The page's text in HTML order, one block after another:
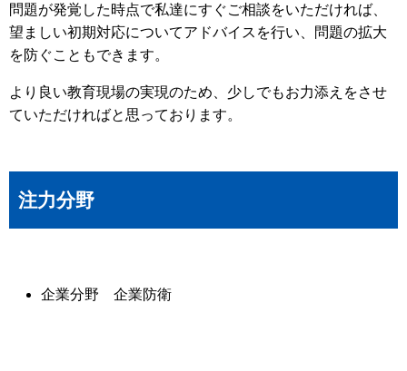
問題が発覚した時点で私達にすぐご相談をいただければ、
望ましい初期対応についてアドバイスを行い、問題の拡大
を防ぐこともできます。
より良い教育現場の実現のため、少しでもお力添えをさせ
ていただければと思っております。
注力分野
企業分野 企業防衛